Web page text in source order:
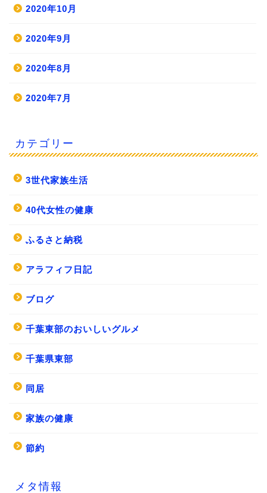
2020年10月
2020年9月
2020年8月
2020年7月
カテゴリー
3世代家族生活
40代女性の健康
ふるさと納税
アラフィフ日記
ブログ
千葉東部のおいしいグルメ
千葉県東部
同居
家族の健康
節約
メタ情報